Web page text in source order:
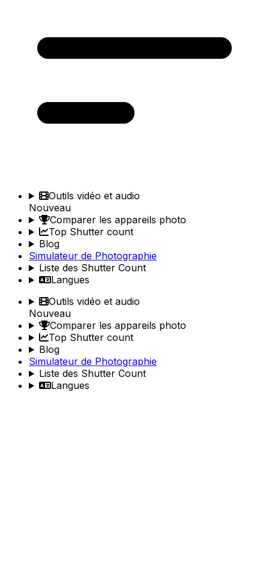
Outils vidéo et audio
Nouveau
Comparer les appareils photo
Top Shutter count
Blog
Simulateur de Photographie
Liste des Shutter Count
Langues
Outils vidéo et audio
Nouveau
Comparer les appareils photo
Top Shutter count
Blog
Simulateur de Photographie
Liste des Shutter Count
Langues